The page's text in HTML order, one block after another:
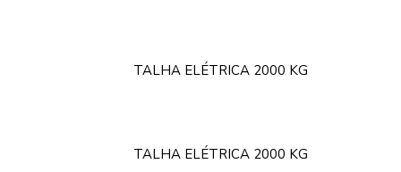
TALHA ELÉTRICA 2000 KG
TALHA ELÉTRICA 2000 KG